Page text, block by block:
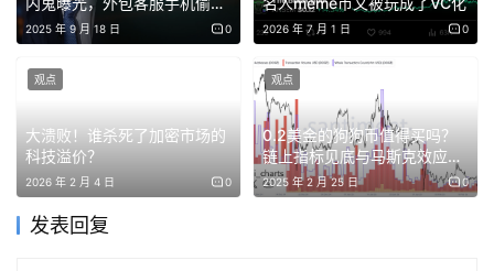
Brown 败给了商人 Bernie Moreno。
布鲁金斯学会经济研究资深研究员 Aaron Klein 对
Cointelegraph 表示，评估 11 月 5 日对加密行业的影响
时，“更大的故事在于俄亥俄州的参议院选举。”
Brown 是加密的怀疑者，也是参议院银行委员会的强势领
导者。许多人认为他是市场结构改革的主要障碍，其败选意
上万客户资料，一张照片卖
200美金 | BlockWeeks
2025 年 9 月 18 日 0 2026 年 7 月 1 日 0
大溃败！谁杀死了加密市场的
科技溢价？
2026 年 2 月 4 日 0
观点
0.2美金的狗狗币值得买吗？
链上指标见底与马斯克效应共
振下的历史性抄底机遇
2025 年 2 月 25 日 0
观点
发表回复